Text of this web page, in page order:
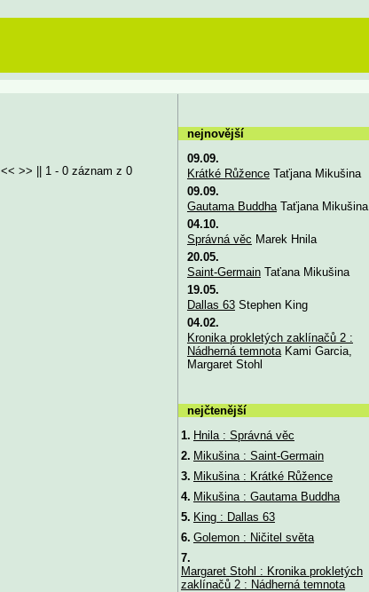
<< >> || 1 - 0 záznam z 0
nejnovější
09.09.
Krátké RůženceTaťjana Mikušina
09.09.
Gautama BuddhaTaťjana Mikušina
04.10.
Správná věc Marek Hnila
20.05.
Saint-GermainTaťana Mikušina
19.05.
Dallas 63Stephen King
04.02.
Kronika prokletých zaklínačů 2 :
Nádherná temnotaKami Garcia,
Margaret Stohl
nejčtenější
1. Hnila : Správná věc
2. Mikušina : Saint-Germain
3. Mikušina : Krátké Růžence
4. Mikušina : Gautama Buddha
5. King : Dallas 63
6. Golemon : Ničitel světa
7.
Margaret Stohl : Kronika prokletých
zaklínačů 2 : Nádherná temnota